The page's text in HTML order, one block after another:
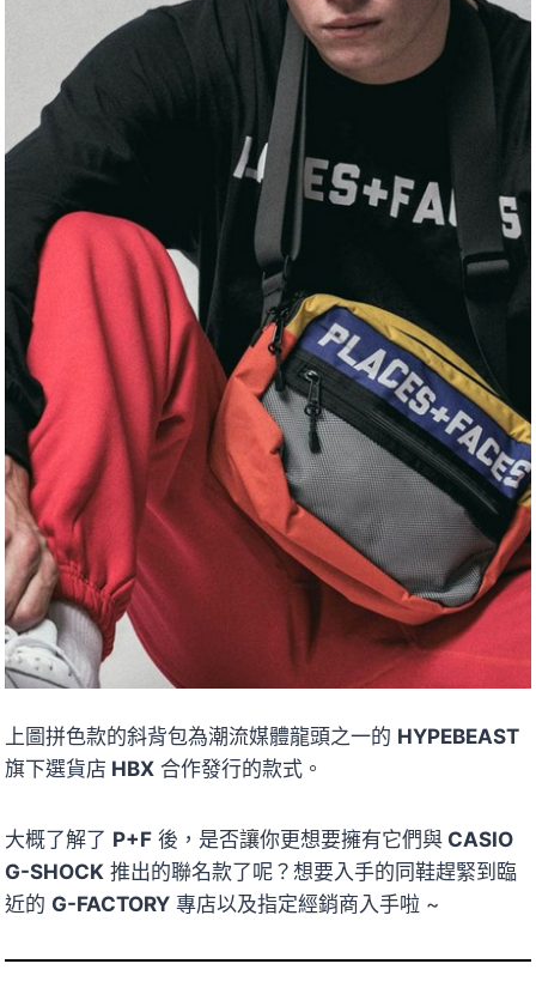
上圖拼色款的斜背包為潮流媒體龍頭之一的 HYPEBEAST
旗下選貨店 HBX 合作發行的款式。
大概了解了 P+F 後，是否讓你更想要擁有它們與 CASIO
G-SHOCK 推出的聯名款了呢？想要入手的同鞋趕緊到臨
近的 G-FACTORY 專店以及指定經銷商入手啦 ~